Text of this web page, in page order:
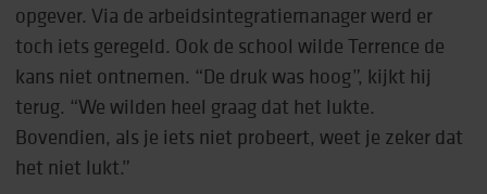
opgever. Via de arbeidsintegratiemanager werd er
toch iets geregeld. Ook de school wilde Terrence de
kans niet ontnemen. “De druk was hoog”, kijkt hij
terug. “We wilden heel graag dat het lukte.
Bovendien, als je iets niet probeert, weet je zeker dat
het niet lukt.”